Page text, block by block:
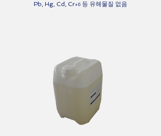
Pb, Hg, Cd, Cr+6 등 유해물질 없음